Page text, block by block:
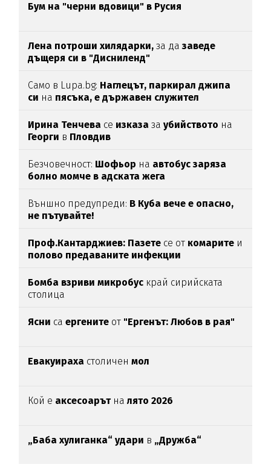
Бум на "черни вдовици" в Русия
Лена потроши хилядарки,за да заведе
дъщеря си в "Дисниленд"
Само в Lupa.bg: Наглецът, паркирал джипа
си на пясъка, е държавен служител
Ирина Тенчева се изказазаубийството на
Георги в Пловдив
Безчовечност: Шофьор на автобус заряза
болно момче в адската жега
Външно предупреди: В Куба вече е опасно,
не пътувайте!
Проф.Кантарджиев: Пазете се от комарите и
полово предаваните инфекции
Бомба взриви микробус край сирийската
столица
Ясни са ергените от "Ергенът: Любов в рая"
Евакуираха столиченмол
Кой е аксесоарътналято 2026
„Баба хулиганка“ удари в „Дружба“